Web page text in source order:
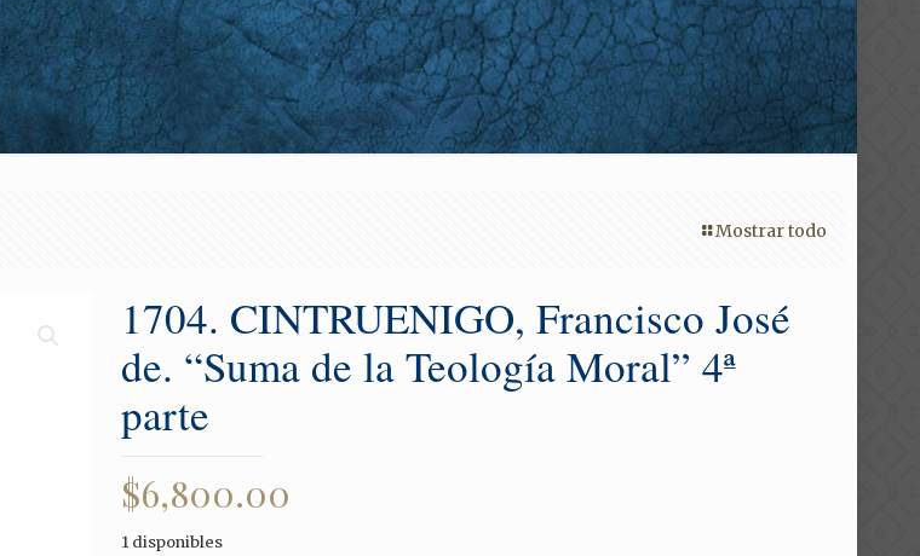
Mostrar todo
1704. CINTRUENIGO, Francisco José
de. “Suma de la Teología Moral” 4ª
parte
$6,800.00
1 disponibles